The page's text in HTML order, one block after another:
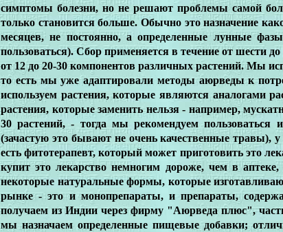
симптомы болезни, но не решают проблемы самой
только становится больше. Обычно это назначение
месяцев, не постоянно, а определенные лунные
пользоваться). Сбор применяется в течение от шести
от 12 до 20-30 компонентов различных растений. Мы
то есть мы уже адаптировали методы аюрведы к
используем растения, которые являются аналогами
растения, которые заменить нельзя - например,
30 растений, - тогда мы рекомендуем
(зачастую это бывают не очень качественные травы),
есть фитотерапевт, который может приготовить это
купит это лекарство немногим дороже, чем в
некоторые натуральные формы, которые
рынке - это и монопрепараты, и препараты,
получаем из Индии через фирму "Аюрведа плюс",
мы назначаем определенные пищевые добавки;